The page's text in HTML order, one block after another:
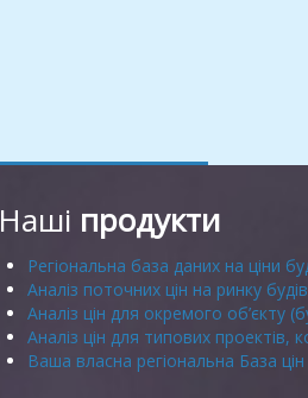
Наші продукти
Регіональна база даних на ціни
Аналіз поточних цін на ринку
Аналіз цін для окремого об’єкту
Аналіз цін для типових проектів,
Ваша власна регіональна База цін